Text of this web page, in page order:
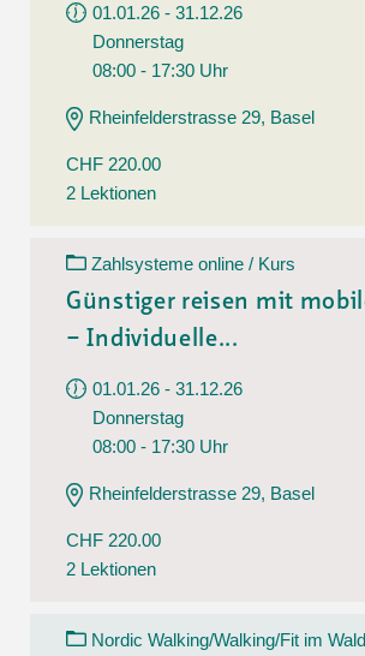
01.01.26 - 31.12.26
Donnerstag
08:00 - 17:30 Uhr
Rheinfelderstrasse 29, Basel
CHF 220.00
2 Lektionen
Zahlsysteme online / Kurs
Günstiger reisen mit
– Individuelle...
01.01.26 - 31.12.26
Donnerstag
08:00 - 17:30 Uhr
Rheinfelderstrasse 29, Basel
CHF 220.00
2 Lektionen
Nordic Walking/Walking/Fit im